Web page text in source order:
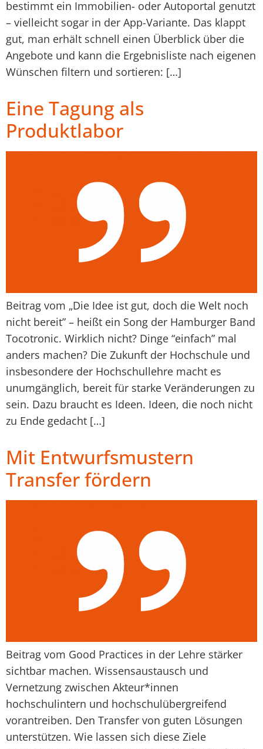
bestimmt ein Immobilien- oder Autoportal genutzt
– vielleicht sogar in der App-Variante. Das klappt
gut, man erhält schnell einen Überblick über die
Angebote und kann die Ergebnisliste nach eigenen
Wünschen filtern und sortieren: […]
Eine Tagung als
Produktlabor
Beitrag vom „Die Idee ist gut, doch die Welt noch
nicht bereit” – heißt ein Song der Hamburger Band
Tocotronic. Wirklich nicht? Dinge “einfach” mal
anders machen? Die Zukunft der Hochschule und
insbesondere der Hochschullehre macht es
unumgänglich, bereit für starke Veränderungen zu
sein. Dazu braucht es Ideen. Ideen, die noch nicht
zu Ende gedacht […]
Mit Entwurfsmustern
Transfer fördern
Beitrag vom Good Practices in der Lehre stärker
sichtbar machen. Wissensaustausch und
Vernetzung zwischen Akteur*innen
hochschulintern und hochschulübergreifend
vorantreiben. Den Transfer von guten Lösungen
unterstützen. Wie lassen sich diese Ziele